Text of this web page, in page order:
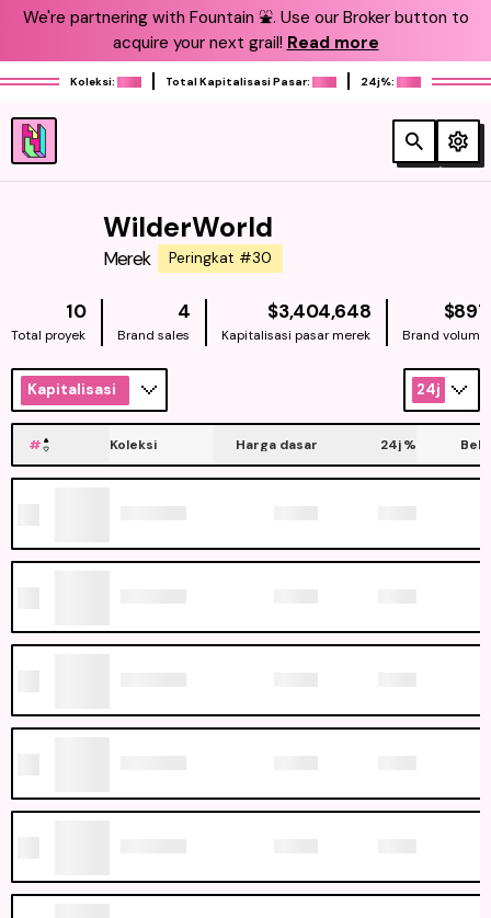
We're partnering with Fountain ⛲️. Use our Broker button to
acquire your next grail! Read more
Koleksi: Total Kapitalisasi Pasar: 24j%:
WilderWorld
Merek Peringkat #30
10
Total proyek
4
Brand sales
$3,404,648NATIVE
Kapitalisasi pasar merek
$897
Brand volume
Kapitalisasi 24j
# Koleksi Harga dasar 24j% Beli